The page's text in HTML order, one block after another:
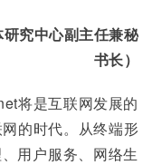
究中心副主任兼秘
书长）
将是互联网发展的
的时代。从终端形
用户服务、网络生